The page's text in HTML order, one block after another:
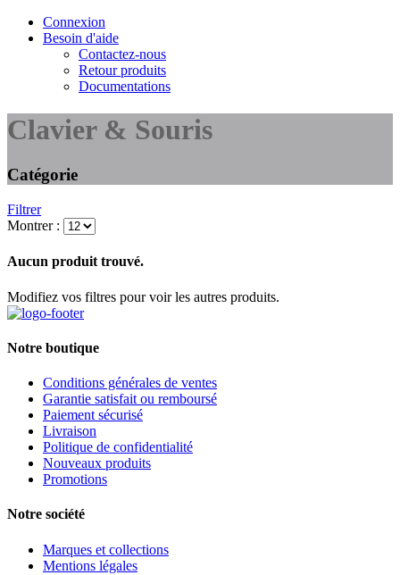
Connexion
Besoin d'aide
Contactez-nous
Retour produits
Documentations
Clavier & Souris
Catégorie
Filtrer
Montrer :
Aucun produit trouvé.
Modifiez vos filtres pour voir les autres produits.
Notre boutique
Conditions générales de ventes
Garantie satisfait ou remboursé
Paiement sécurisé
Livraison
Politique de confidentialité
Nouveaux produits
Promotions
Notre société
Marques et collections
Mentions légales